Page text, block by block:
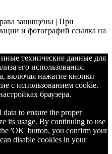
защищены | При
и фотографий ссылка на
технические данные для
его использования.
включая нажатие кнопки
с использованием cookie.
браузера.
to ensure the proper
its usage. By continuing to use
'OK' button, you confirm your
disable cookies in your